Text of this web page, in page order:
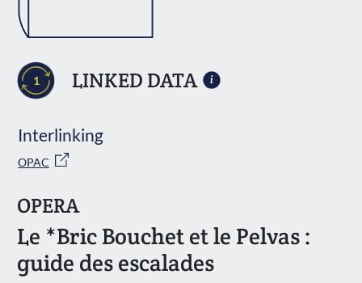
1 LINKED DATA
Interlinking
OPAC
OPERA
Le *Bric Bouchet et le Pelvas :
guide des escalades